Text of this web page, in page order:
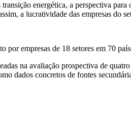
energética, a perspectiva
a lucratividade das empresas do
empresas de 18 setores em 70
na avaliação prospectiva de
dados concretos de fontes